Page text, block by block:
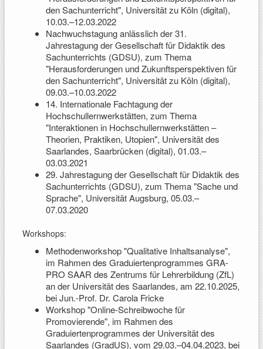
den Sachunterricht", Universität zu Köln (digital),
10.03.–12.03.2022
Nachwuchstagung anlässlich der 31.
Jahrestagung der Gesellschaft für Didaktik des
Sachunterrichts (GDSU), zum Thema
"Herausforderungen und Zukunftsperspektiven für
den Sachunterricht", Universität zu Köln (digital),
09.03.–10.03.2022
14. Internationale Fachtagung der
Hochschullernwerkstätten, zum Thema
"Interaktionen in Hochschullernwerkstätten –
Theorien, Praktiken, Utopien", Universität des
Saarlandes, Saarbrücken (digital), 01.03.–
03.03.2021
29. Jahrestagung der Gesellschaft für Didaktik des
Sachunterrichts (GDSU), zum Thema "Sache und
Sprache", Universität Augsburg, 05.03.–
07.03.2020
Workshops:
Methodenworkshop "Qualitative Inhaltsanalyse",
im Rahmen des Graduiertenprogrammes GRA-
PRO SAAR des Zentrums für Lehrerbildung (ZfL)
an der Universität des Saarlandes, am 22.10.2025,
bei Jun.-Prof. Dr. Carola Fricke
Workshop "Online-Schreibwoche für
Promovierende", im Rahmen des
Graduiertenprogrammes der Universität des
Saarlandes (GradUS), vom 29.03.–04.04.2023, bei